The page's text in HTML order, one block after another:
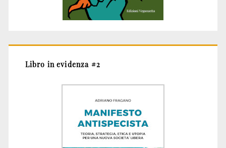
Libro in evidenza #2